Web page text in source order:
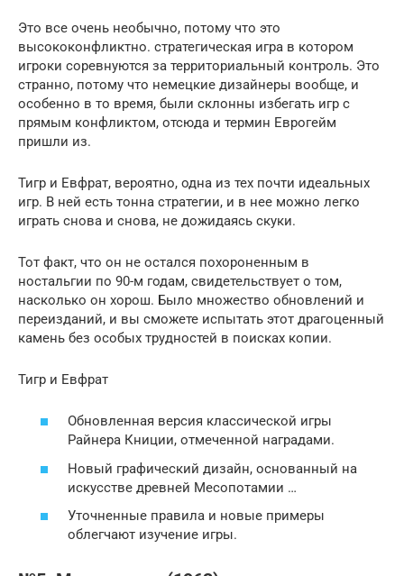
Это все очень необычно, потому что это
высококонфликтно. стратегическая игра в котором
игроки соревнуются за территориальный контроль. Это
странно, потому что немецкие дизайнеры вообще, и
особенно в то время, были склонны избегать игр с
прямым конфликтом, отсюда и термин Еврогейм
пришли из.
Тигр и Евфрат, вероятно, одна из тех почти идеальных
игр. В ней есть тонна стратегии, и в нее можно легко
играть снова и снова, не дожидаясь скуки.
Тот факт, что он не остался похороненным в
ностальгии по 90-м годам, свидетельствует о том,
насколько он хорош. Было множество обновлений и
переизданий, и вы сможете испытать этот драгоценный
камень без особых трудностей в поисках копии.
Тигр и Евфрат
Обновленная версия классической игры
Райнера Книции, отмеченной наградами.
Новый графический дизайн, основанный на
искусстве древней Месопотамии …
Уточненные правила и новые примеры
облегчают изучение игры.